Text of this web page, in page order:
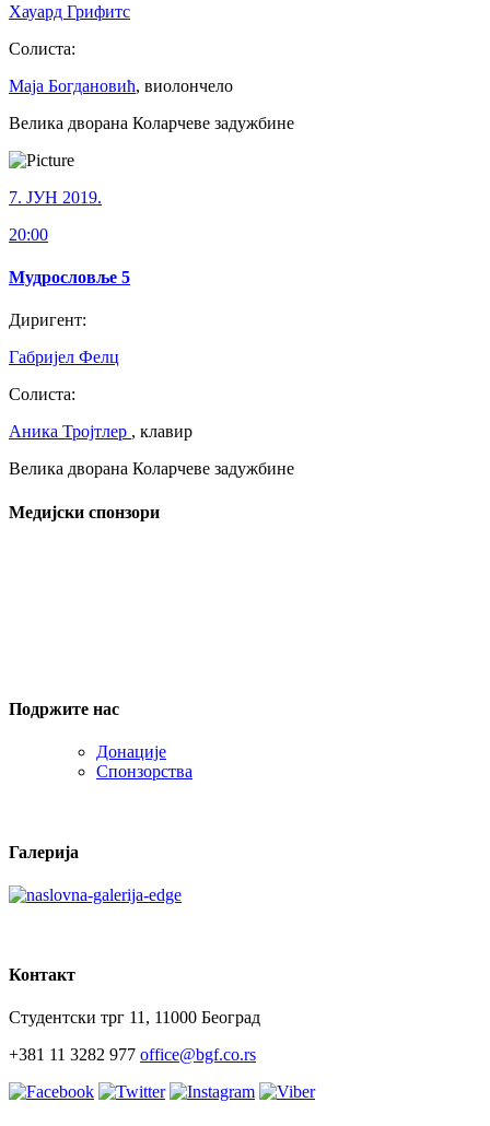
Хауард Грифитс
Солиста:
Маја Богдановић, виолончело
Велика дворана Коларчеве задужбине
7. ЈУН 2019.
20:00
Мудрословље 5
Диригент:
Габријел Фелц
Солиста:
Аника Тројтлер , клавир
Велика дворана Коларчеве задужбине
Медијски спонзори
Подржите нас
Донације
Спонзорства
Галерија
Контакт
Студентски трг 11, 11000 Београд
+381 11 3282 977 office@bgf.co.rs